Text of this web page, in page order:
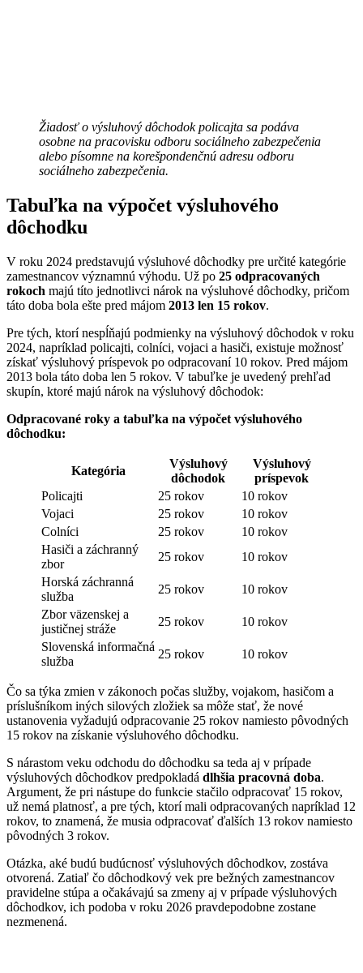
Žiadosť o výsluhový dôchodok policajta sa podáva
osobne na pracovisku odboru sociálneho zabezpečenia
alebo písomne na korešpondenčnú adresu odboru
sociálneho zabezpečenia.
Tabuľka na výpočet výsluhového
dôchodku
V roku 2024 predstavujú výsluhové dôchodky pre určité kategórie
zamestnancov významnú výhodu. Už po 25 odpracovaných
rokoch majú títo jednotlivci nárok na výsluhové dôchodky, pričom
táto doba bola ešte pred májom 2013 len 15 rokov.
Pre tých, ktorí nespĺňajú podmienky na výsluhový dôchodok v roku
2024, napríklad policajti, colníci, vojaci a hasiči, existuje možnosť
získať výsluhový príspevok po odpracovaní 10 rokov. Pred májom
2013 bola táto doba len 5 rokov. V tabuľke je uvedený prehľad
skupín, ktoré majú nárok na výsluhový dôchodok:
Odpracované roky a tabuľka na výpočet výsluhového
dôchodku:
Kategória
Výsluhový
dôchodok
Výsluhový
príspevok
Policajti
25 rokov
10 rokov
Vojaci
25 rokov
10 rokov
Colníci
25 rokov
10 rokov
Hasiči a záchranný
zbor
25 rokov
10 rokov
Horská záchranná
služba
25 rokov
10 rokov
Zbor väzenskej a
justičnej stráže
25 rokov
10 rokov
Slovenská informačná
služba
25 rokov 10 rokov
Čo sa týka zmien v zákonoch počas služby, vojakom, hasičom a
príslušníkom iných silových zložiek sa môže stať, že nové
ustanovenia vyžadujú odpracovanie 25 rokov namiesto pôvodných
15 rokov na získanie výsluhového dôchodku.
S nárastom veku odchodu do dôchodku sa teda aj v prípade
výsluhových dôchodkov predpokladá dlhšia pracovná doba.
Argument, že pri nástupe do funkcie stačilo odpracovať 15 rokov,
už nemá platnosť, a pre tých, ktorí mali odpracovaných napríklad 12
rokov, to znamená, že musia odpracovať ďalších 13 rokov namiesto
pôvodných 3 rokov.
Otázka, aké budú budúcnosť výsluhových dôchodkov, zostáva
otvorená. Zatiaľ čo dôchodkový vek pre bežných zamestnancov
pravidelne stúpa a očakávajú sa zmeny aj v prípade výsluhových
dôchodkov, ich podoba v roku 2026 pravdepodobne zostane
nezmenená.